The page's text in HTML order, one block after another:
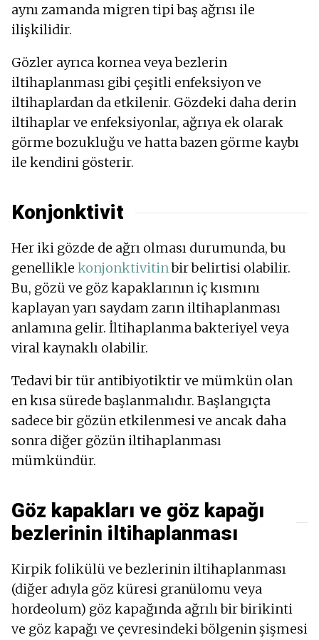
aynı zamanda migren tipi baş ağrısı ile
ilişkilidir.
Gözler ayrıca kornea veya bezlerin
iltihaplanması gibi çeşitli enfeksiyon ve
iltihaplardan da etkilenir. Gözdeki daha derin
iltihaplar ve enfeksiyonlar, ağrıya ek olarak
görme bozukluğu ve hatta bazen görme kaybı
ile kendini gösterir.
Konjonktivit
Her iki gözde de ağrı olması durumunda, bu
genellikle konjonktivitinbir belirtisi olabilir.
Bu, gözü ve göz kapaklarının iç kısmını
kaplayan yarı saydam zarın iltihaplanması
anlamına gelir. İltihaplanma bakteriyel veya
viral kaynaklı olabilir.
Tedavi bir tür antibiyotiktir ve mümkün olan
en kısa sürede başlanmalıdır. Başlangıçta
sadece bir gözün etkilenmesi ve ancak daha
sonra diğer gözün iltihaplanması
mümkündür.
Göz kapakları ve göz kapağı
bezlerinin iltihaplanması
Kirpik folikülü ve bezlerinin iltihaplanması
(diğer adıyla göz küresi granülomu veya
hordeolum) göz kapağında ağrılı bir birikinti
ve göz kapağı ve çevresindeki bölgenin şişmesi